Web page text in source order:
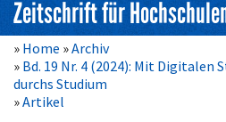
Zeitschrift für
Home
Archiv
Bd. 19 Nr. 4 (2024): Mit Digitalen
durchs Studium
Artikel